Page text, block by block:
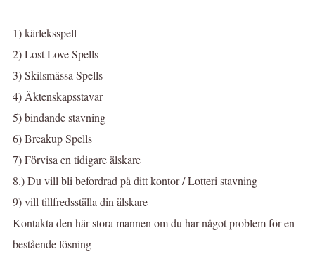
1) kärleksspell
2) Lost Love Spells
3) Skilsmässa Spells
4) Äktenskapsstavar
5) bindande stavning
6) Breakup Spells
7) Förvisa en tidigare älskare
8.) Du vill bli befordrad på ditt kontor / Lotteri stavning
9) vill tillfredsställa din älskare
Kontakta den här stora mannen om du har något problem för en
bestående lösning